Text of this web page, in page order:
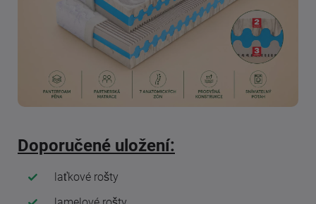
Doporučené uložení:
laťkové rošty